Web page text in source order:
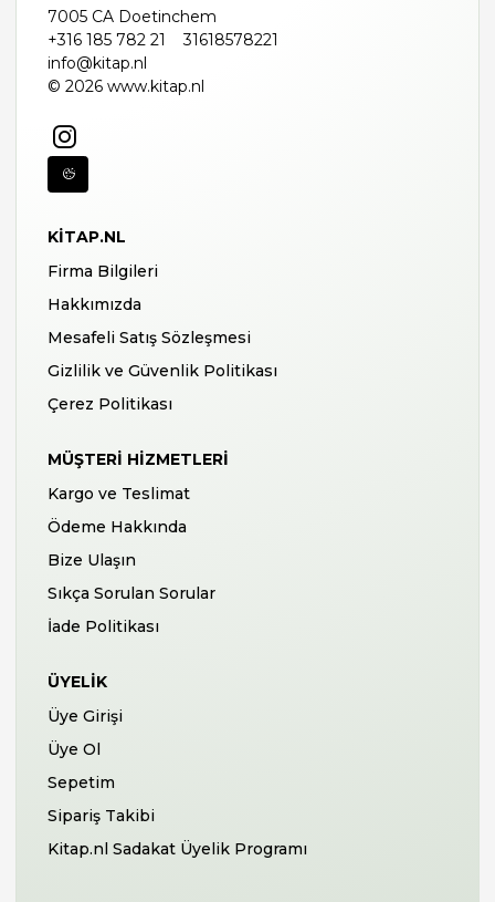
7005 CA Doetinchem
+316 185 782 21
31618578221
info@kitap.nl
© 2026 www.kitap.nl
KITAP.NL
Firma Bilgileri
Hakkımızda
Mesafeli Satış Sözleşmesi
Gizlilik ve Güvenlik Politikası
Çerez Politikası
MÜŞTERI HIZMETLERI
Kargo ve Teslimat
Ödeme Hakkında
Bize Ulaşın
Sıkça Sorulan Sorular
İade Politikası
ÜYELIK
Üye Girişi
Üye Ol
Sepetim
Sipariş Takibi
Kitap.nl Sadakat Üyelik Programı